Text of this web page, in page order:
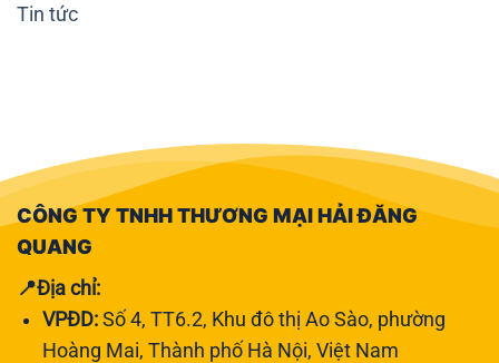
Tin tức
CÔNG TY TNHH THƯƠNG MẠI HẢI ĐĂNG
QUANG
📍Địa chỉ:
VPĐD: Số 4, TT6.2, Khu đô thị Ao Sào, phường
Hoàng Mai, Thành phố Hà Nội, Việt Nam